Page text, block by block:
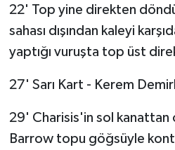
22' Top yine direkten
sahası dışından kaleyi
yaptığı vuruşta top üst
27' Sarı Kart - Kerem
29' Charisis'in sol kanattan
Barrow topu göğsüyle